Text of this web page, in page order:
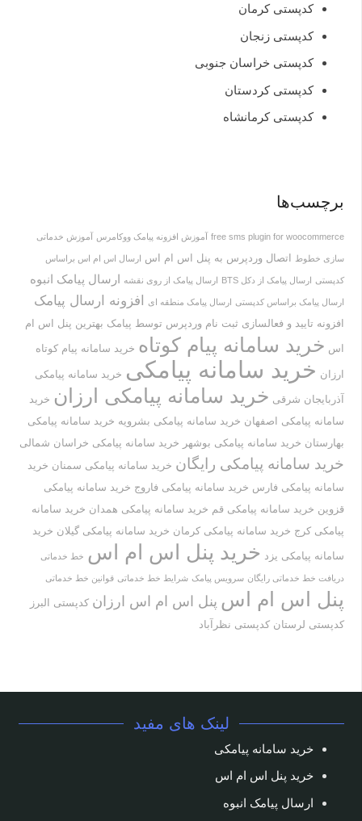
کدپستی کرمان
کدپستی زنجان
کدپستی خراسان جنوبی
کدپستی کردستان
کدپستی کرمانشاه
برچسب‌ها
free sms plugin for woocommerce آموزش افزونه پیامک ووکامرس آموزش خدماتی
سازی خطوط اتصال وردپرس به پنل اس ام اس ارسال اس ام اس براساس
کدپستی ارسال پیامک از دکل BTS ارسال پیامک از روی نقشه ارسال پیامک انبوه
ارسال پیامک براساس کدپستی ارسال پیامک منطقه ای افزونه ارسال پیامک
افزونه تایید و فعالسازی ثبت نام وردپرس توسط پیامک بهترین پنل اس ام
اس خرید سامانه پیام کوتاه خرید سامانه پیام کوتاه
ارزان خرید سامانه پیامکی خرید سامانه پیامکی
آذربایجان شرقی خرید سامانه پیامکی ارزان خرید
سامانه پیامکی اصفهان خرید سامانه پیامکی بشرویه خرید سامانه پیامکی
بهارستان خرید سامانه پیامکی بوشهر خرید سامانه پیامکی خراسان شمالی
خرید سامانه پیامکی رایگان خرید سامانه پیامکی سمنان خرید
سامانه پیامکی فارس خرید سامانه پیامکی فاروج خرید سامانه پیامکی
قزوین خرید سامانه پیامکی قم خرید سامانه پیامکی همدان خرید سامانه
پیامکی کرج خرید سامانه پیامکی کرمان خرید سامانه پیامکی گیلان خرید
سامانه پیامکی یزد خرید پنل اس ام اس خط خدماتی
دریافت خط خدماتی رایگان سرویس پیامک شرایط خط خدماتی قوانین خط خدماتی
پنل اس ام اس پنل اس ام اس ارزان کدپستی البرز
کدپستی لرستان کدپستی نظرآباد
لینک های مفید
خرید سامانه پیامکی
خرید پنل اس ام اس
ارسال پیامک انبوه